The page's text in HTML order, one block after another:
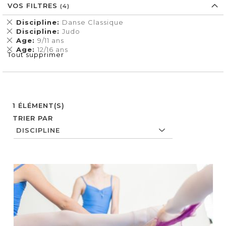
1 ÉLÉMENT(S)
TRIER PAR
VOS FILTRES
Discipline Danse Classique
Supprimer
cet
Élément
Discipline Judo
Supprimer
cet
Élément
Age 9/11 ans
Supprimer
cet
Élément
Age 12/16 ans
Supprimer
cet
Tout supprimer